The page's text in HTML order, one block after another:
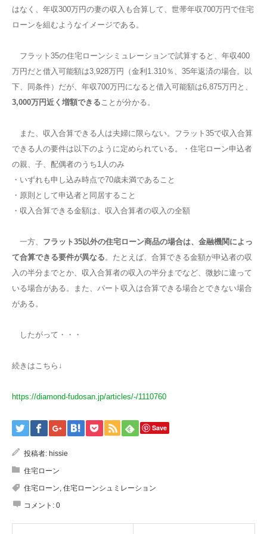
はなく、年収300万円の妻の収入も合算して、世帯年収700万円で住宅
ローンを組むようなイメージである。
フラット35の住宅ローンシミュレーションで試算すると、年収400
万円だと借入可能額は3,928万円（金利1.310％、35年返済の場合。以
下、同条件）だが、年収700万円になると借入可能額は6,875万円と、
3,000万円近く増額できる ことが分かる。
また、収入合算できる人は夫婦に限らない。フラット35で収入合算
できる人の要件は以下のように定められている。・住宅ローン申込者
の親、子、配偶者のうち1人のみ
・いずれも申し込み時点で70歳未満であること
・原則として申込者と同居すること
・収入合算できる金額は、収入合算者の収入の全額
一方、 フラット35以外の住宅ローン商品の場合は、金融機関によっ
て合算できる要件が異なる 。たとえば、合算できる金額が申込者の収
入の半分までとか、収入合算者の収入の半分までなど、微妙に違って
いる場合がある。また、パート収入は合算できる場合とできない場合
がある。
したがって・・・
続きはこちら↓
https://diamond-fudosan.jp/articles/-/1110760
Save
投稿者: hissie
住宅ローン
住宅ローン 住宅ローンシュミレーション
コメント: 0